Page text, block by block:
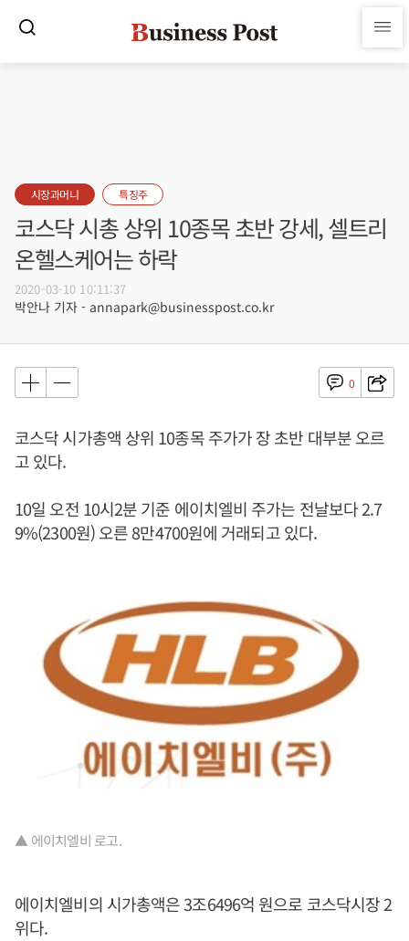
시장과머니 특징주
코스닥 시총 상위 10종목 초반 강세, 셀트리
온헬스케어는 하락
2020-03-10 10:11:37
박안나 기자 - annapark@businesspost.co.kr
0
코스닥 시가총액 상위 10종목 주가가 장 초반 대부분 오르
고 있다.
10일 오전 10시2분 기준 에이치엘비 주가는 전날보다 2.7
9%(2300원) 오른 8만4700원에 거래되고 있다.
▲ 에이치엘비 로고.
에이치엘비의 시가총액은 3조6496억 원으로 코스닥시장 2
위다.